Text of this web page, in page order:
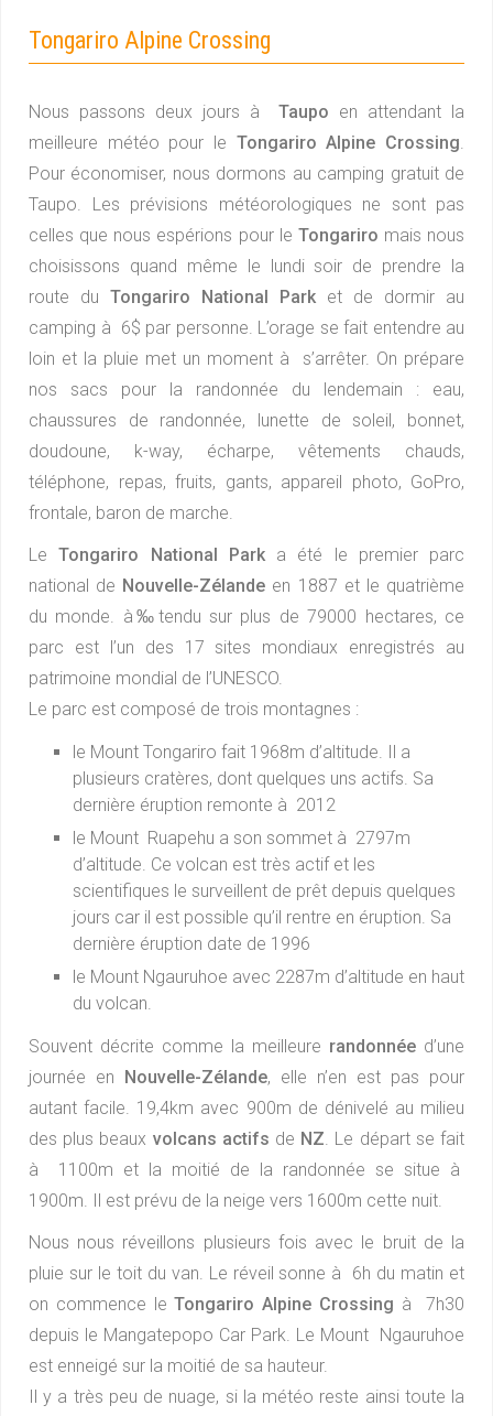
Tongariro Alpine Crossing
Nous passons deux jours àTaupo en attendant la
meilleure météo pour le Tongariro Alpine Crossing.
Pour économiser, nous dormons au camping gratuit de
Taupo. Les prévisions météorologiques ne sont pas
celles que nous espérions pour le Tongariro mais nous
choisissons quand même le lundi soir de prendre la
route du Tongariro National Park et de dormir au
camping à 6$ par personne. L’orage se fait entendre au
loin et la pluie met un moment à s’arrêter. On prépare
nos sacs pour la randonnée du lendemain : eau,
chaussures de randonnée, lunette de soleil, bonnet,
doudoune, k-way, écharpe, vêtements chauds,
téléphone, repas, fruits, gants, appareil photo, GoPro,
frontale, baron de marche.
LeTongariro National Parka été le premier parc
national de Nouvelle-Zélande en 1887 et le quatrième
du monde. à‰tendu sur plus de 79000 hectares, ce
parc est l’un des 17 sites mondiaux enregistrés au
patrimoine mondial de l’UNESCO.
Le parc est composé de trois montagnes :
le Mount Tongariro fait 1968m d’altitude. Il a
plusieurs cratères, dont quelques uns actifs. Sa
dernière éruption remonte à 2012
le Mount Ruapehu a son sommet à 2797m
d’altitude. Ce volcan est très actif et les
scientifiques le surveillent de prêt depuis quelques
jours car il est possible qu’il rentre en éruption. Sa
dernière éruption date de 1996
le Mount Ngauruhoe avec 2287m d’altitude en haut
du volcan.
Souvent décrite comme la meilleure randonnée d’une
journée en Nouvelle-Zélande, elle n’en est pas pour
autant facile. 19,4km avec 900m de dénivelé au milieu
des plus beaux volcans actifs de NZ. Le départ se fait
à 1100m et la moitié de la randonnée se situe à
1900m. Il est prévu de la neige vers 1600m cette nuit.
Nous nous réveillons plusieurs fois avec le bruit de la
pluie sur le toit du van. Le réveil sonne à 6h du matin et
on commence leTongariro Alpine Crossing à 7h30
depuis le Mangatepopo Car Park. Le Mount Ngauruhoe
est enneigé sur la moitié de sa hauteur.
Il y a très peu de nuage, si la météo reste ainsi toute la